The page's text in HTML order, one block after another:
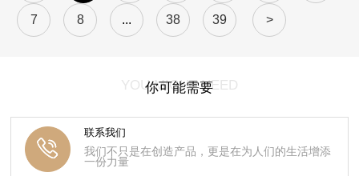
7 8 ... 38 39 >
YOU MIGHT NEED
你可能需要
联系我们
我们不只是在创造产品，更是在为人们的生活增添
一份力量